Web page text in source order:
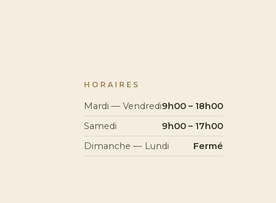
HORAIRES
Mardi — Vendredi9h00 – 18h00
Samedi
9h00 – 17h00
Dimanche — Lundi
Fermé